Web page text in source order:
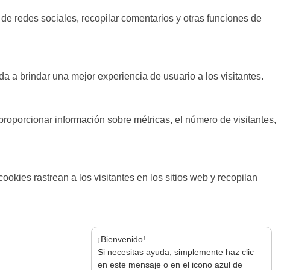
redes sociales, recopilar comentarios y otras funciones de
a brindar una mejor experiencia de usuario a los visitantes.
información sobre métricas, el número de visitantes,
rastrean a los visitantes en los sitios web y recopilan
¡Bienvenido!
Si necesitas ayuda, simplemente haz clic
en este mensaje o en el icono azul de